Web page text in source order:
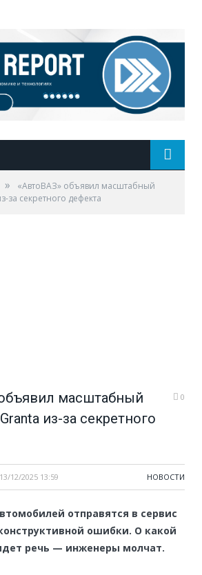
»
«АвтоВАЗ» объявил масштабный
за секретного дефекта
масштабный
из-за секретного
0
13/12/2025 13:59 НОВОСТИ
отправятся в сервис
ошибки. О какой
речь — инженеры молчат.